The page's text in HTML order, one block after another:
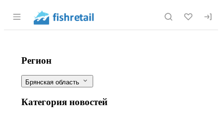
Раздел навигации по сайту fishretail.ru
В Брянской области гранты
Фильтры
Регион
Брянская область
Категория новостей